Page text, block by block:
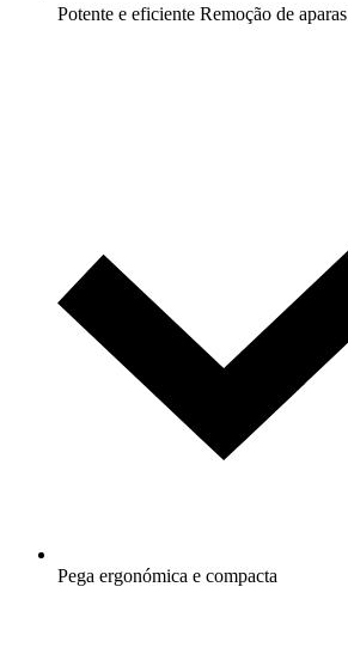
Potente e eficiente Remoção de aparas
Pega ergonómica e compacta